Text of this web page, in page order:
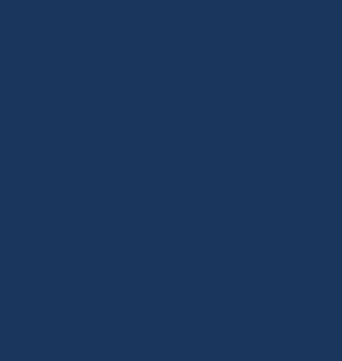
Generyczne duże liczby kardynalne i